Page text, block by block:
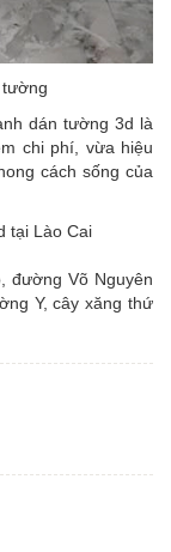
dán tường 3d là
chi phí, vừa hiệu
cách sống của
tại Lào Cai
đường Võ Nguyên
Y, cây xăng thứ